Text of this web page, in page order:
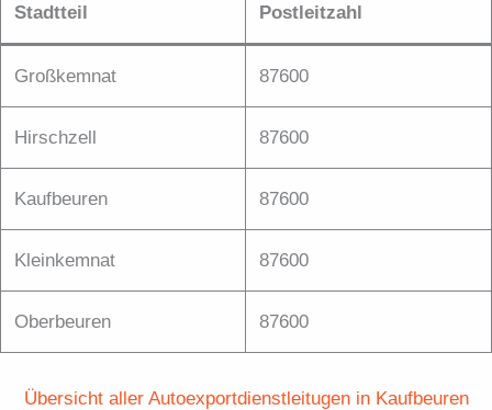
Stadtteil Postleitzahl
Großkemnat 87600
Hirschzell 87600
Kaufbeuren 87600
Kleinkemnat 87600
Oberbeuren 87600
Übersicht aller Autoexportdienstleitugen in Kaufbeuren